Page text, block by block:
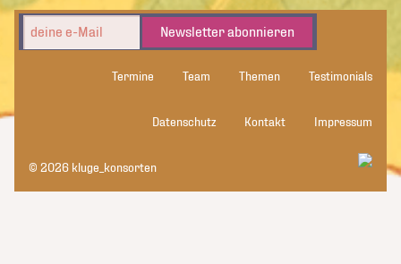
Newsletter abonnieren
Termine Team Themen Testimonials
Datenschutz Kontakt Impressum
© 2026 kluge_konsorten